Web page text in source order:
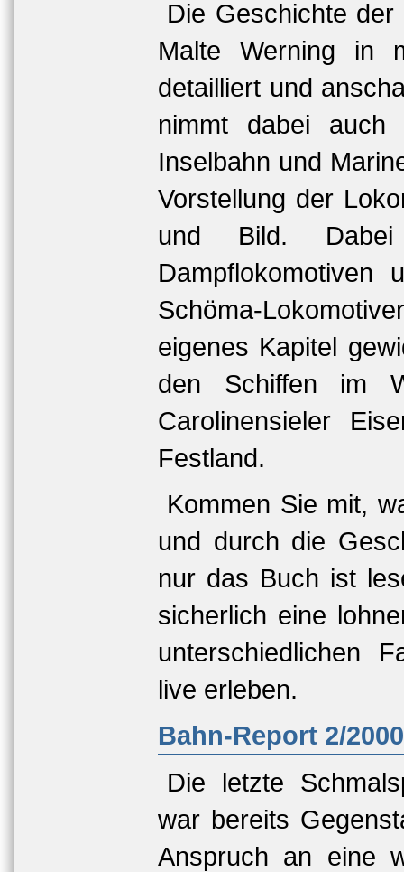
Die Geschichte
Malte Werning in
detailliert und
nimmt dabei auch
Inselbahn und
Vorstellung der
und Bild.
Schöma-
eigenes Kapitel
den Schiffen im
Carolinensieler
Festland.
Kommen Sie mit,
und durch die
nur das Buch ist
sicherlich eine
unterschiedlichen
live erleben.
Bahn-Report 2/
Die letzte
war bereits
Anspruch an eine